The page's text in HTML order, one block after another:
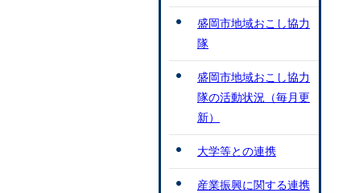
盛岡市地域おこし協力
隊
盛岡市地域おこし協力
隊の活動状況（毎月更
新）
大学等との連携
産業振興に関する連携